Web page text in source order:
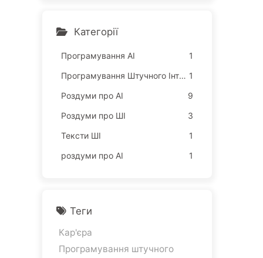
родати ваше вільний час
а імперія жорстко оціню
о вивчаємо AI166
Категорії
Програмування АІ
1
Програмування Штучного Інтелекту 1
Роздуми про AI
9
Роздуми про ШІ
3
Тексти ШІ
1
роздуми про AI
1
Теги
Кар'єра
Програмування штучного